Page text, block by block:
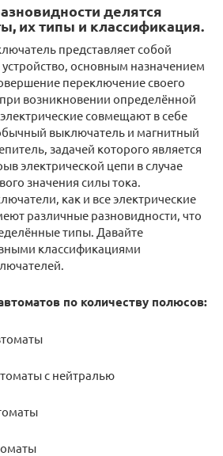
делятся
их типы и классификация.
представляет собой
основным назначением
переключение своего
возникновении определённой
совмещают в себе
выключатель и магнитный
задачей которого является
электрической цепи в случае
значения силы тока.
как и все электрические
различные разновидности, что
типы. Давайте
классификациями
по количеству полюсов:
с нейтралью